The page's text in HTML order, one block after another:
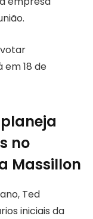
18 de
no
Massillon
Ted
iniciais da